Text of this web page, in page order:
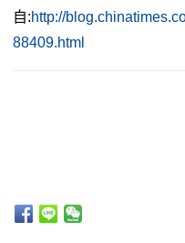
自:http://
88409.html